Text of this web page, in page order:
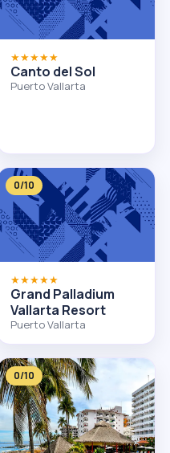
★★★★★
Canto del Sol
Puerto Vallarta
0/10
★★★★★
Grand Palladium
Vallarta Resort
Puerto Vallarta
0/10